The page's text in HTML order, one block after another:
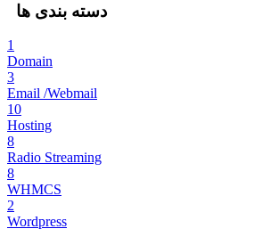
دسته بندی ها
1
Domain
3
Email /Webmail
10
Hosting
8
Radio Streaming
8
WHMCS
2
Wordpress